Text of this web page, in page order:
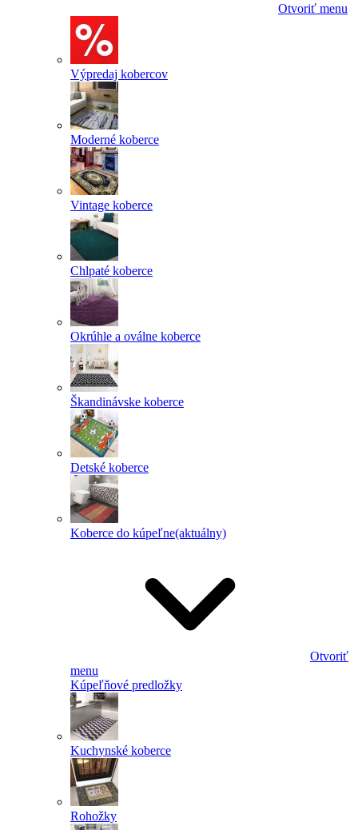
Otvoriť menu
Výpredaj kobercov
Moderné koberce
Vintage koberce
Chlpaté koberce
Okrúhle a oválne koberce
Škandinávske koberce
Detské koberce
Koberce do kúpeľne(aktuálny)
Otvoriť
menu
Kúpeľňové predložky
Kuchynské koberce
Rohožky